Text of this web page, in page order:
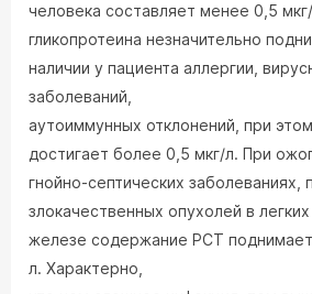
человека составляет менее 0,5
гликопротеина незначительно
наличии у пациента аллергии,
заболеваний,
аутоиммунных отклонений, при
достигает более 0,5 мкг/л. При
гнойно-септических заболеваниях,
злокачественных опухолей в
железе содержание РСТ
л. Характерно,